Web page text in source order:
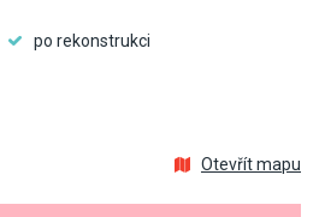
po rekonstrukci
Otevřít mapu